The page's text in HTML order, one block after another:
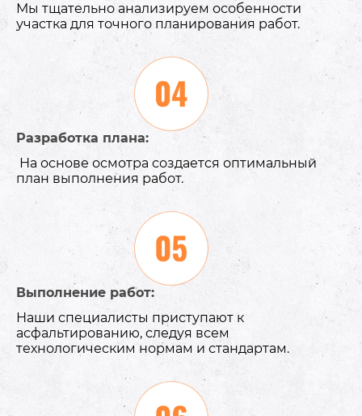
Мы тщательно анализируем особенности
участка для точного планирования работ.
Разработка плана:
На основе осмотра создается оптимальный
план выполнения работ.
Выполнение работ:
Наши специалисты приступают к
асфальтированию, следуя всем
технологическим нормам и стандартам.